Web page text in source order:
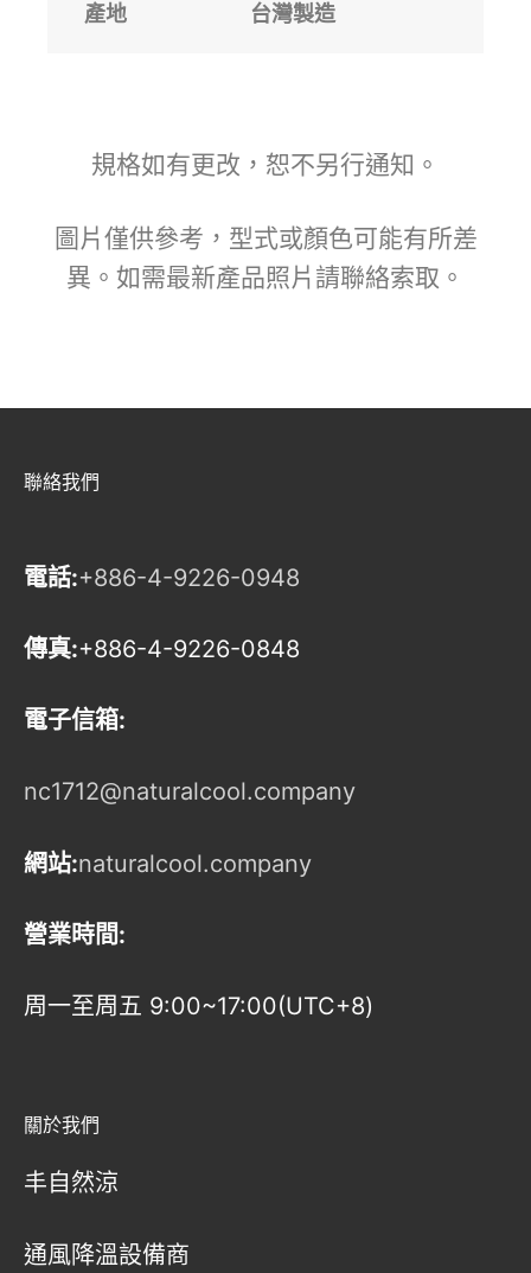
產地 台灣製造
規格如有更改，恕不另行通知。
圖片僅供參考，型式或顏色可能有所差
異。如需最新產品照片請聯絡索取。
聯絡我們
電話:+886-4-9226-0948
傳真:+886-4-9226-0848
電子信箱:
nc1712@naturalcool.company
網站:naturalcool.company
營業時間:
周一至周五 9:00~17:00(UTC+8)
關於我們
丰自然涼
通風降溫設備商